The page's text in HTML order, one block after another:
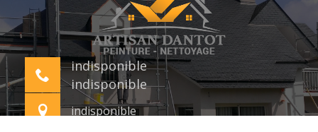
indisponible
indisponible
indisponible